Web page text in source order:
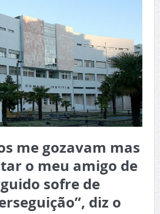
me gozavam mas
o meu amigo de
sofre de
diz o